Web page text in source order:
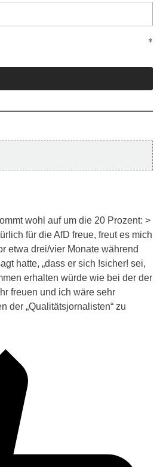
wohl auf um die 20 Prozent: >
für die AfD freue, freut es mich
etwa drei/vier Monate während
hatte, „dass er sich !sicher! sei,
erhalten würde wie bei der der
freuen und ich wäre sehr
der „Qualitätsjornalisten“ zu